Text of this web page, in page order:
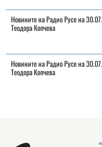
Новините на Радио Русе на
Теодора Копчева
Новините на Радио Русе на
Теодора Копчева